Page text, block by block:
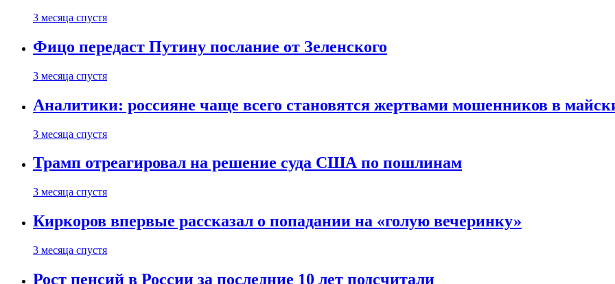
3 месяца спустя
Фицо передаст Путину послание от Зеленского
3 месяца спустя
Аналитики: россияне чаще всего становятся жертвами мошенников в
3 месяца спустя
Трамп отреагировал на решение суда США по пошлинам
3 месяца спустя
Киркоров впервые рассказал о попадании на «голую вечеринку»
3 месяца спустя
Рост пенсий в России за последние 10 лет подсчитали